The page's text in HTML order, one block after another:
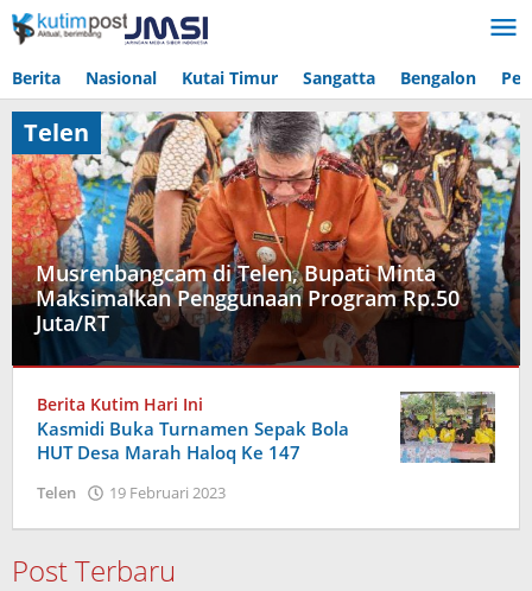
Lewati
ke
Berita Nasional Kutai Timur Sangatta Bengalon
Musrenbangcam di Telen, Bupati Minta
Maksimalkan Penggunaan Program Rp.50
Juta/RT
Timur,
Telen
Maret
Admin
Telen
Berita Kutim Hari Ini
Kasmidi Buka Turnamen Sepak Bola
HUT Desa Marah Haloq Ke 147
Telen 19 Februari 2023
Post Terbaru